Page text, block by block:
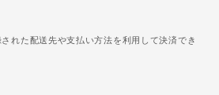
れた配送先や支払い方法を利用して決済でき